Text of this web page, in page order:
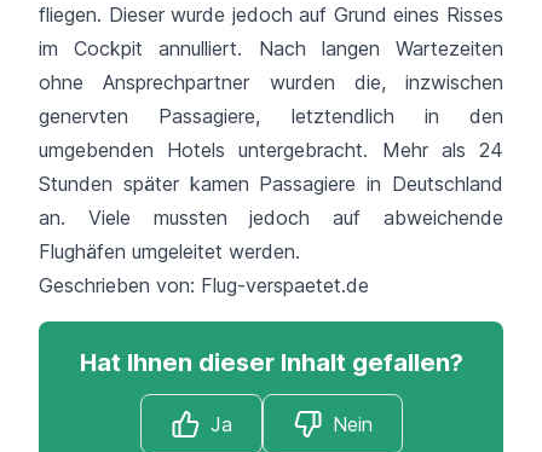
fliegen. Dieser wurde jedoch auf Grund eines Risses
im Cockpit annulliert. Nach langen Wartezeiten
ohne Ansprechpartner wurden die, inzwischen
genervten Passagiere, letztendlich in den
umgebenden Hotels untergebracht. Mehr als 24
Stunden später kamen Passagiere in Deutschland
an. Viele mussten jedoch auf abweichende
Flughäfen umgeleitet werden.
Geschrieben von: Flug-verspaetet.de
Hat Ihnen dieser Inhalt gefallen?
Ja Nein